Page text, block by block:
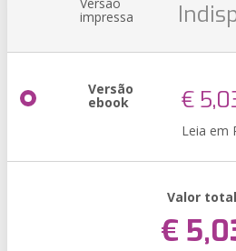
impressa
Versão
ebook €
Leia em
Valor
€